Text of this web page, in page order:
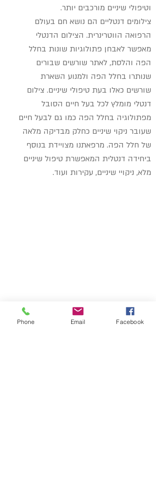
וטיפולי שיניים מורכבים יותר.
צילומים דנטליים הם נושא חם בעולם
הרפואה הווטרינרית. הצילום הדנטלי
מאפשר לאבחן פתולוגיות שונות בחלל
הפה והלסת, לאתר שורשים שבורים
שנותרו בחלל הפה ולמנוע השארת
שורשים כאלו בעת טיפולי שיניים. צילום
דנטלי מומלץ לכל בעל חיים הסובל
מפתולוגיה בחלל הפה כמו גם לבעל חיים
שעובר ניקוי שיניים כחלק מבדיקה מלאה
של חלל הפה. מרפאתנו מצויידת בנוסף
ביחידה דנטלית המאפשרת טיפול שיניים
מלא, ניקויי שיניים, עקירות ועוד.
Phone Email Facebook